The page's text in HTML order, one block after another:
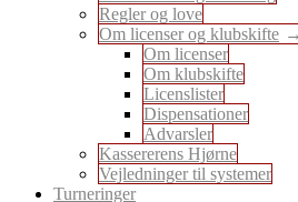
Regler og love
Om licenser og klubskifte
Om licenser
Om klubskifte
Licenslister
Dispensationer
Advarsler
Kassererens Hjørne
Vejledninger til systemer
Turneringer